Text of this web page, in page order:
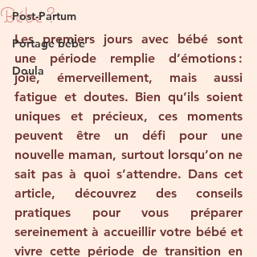
Post-Partum
Portage bébé
Doula
Bébé ?
Les premiers jours avec bébé sont
une période remplie d’émotions :
joie, émerveillement, mais aussi
fatigue et doutes. Bien qu’ils soient
uniques et précieux, ces moments
peuvent être un défi pour une
nouvelle maman, surtout lorsqu’on ne
sait pas à quoi s’attendre. Dans cet
article, découvrez des conseils
pratiques pour vous préparer
sereinement à accueillir votre bébé et
vivre cette période de transition en